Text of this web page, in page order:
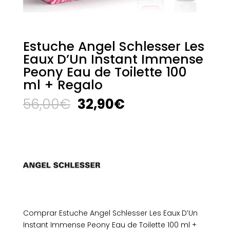
Estuche Angel Schlesser Les
Eaux D’Un Instant Immense
Peony Eau de Toilette 100
ml + Regalo
56,00€ El
precio
32,90€El
Comprar Estuche Angel Schlesser Les Eaux D’Un
Instant Immense Peony Eau de Toilette 100 ml +